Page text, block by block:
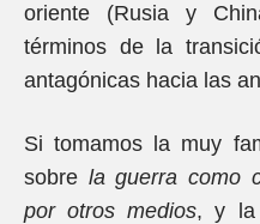
oriente (Rusia y
términos de la
antagónicas hacia las
Si tomamos la muy
sobre la guerra como
por otros medios, y la